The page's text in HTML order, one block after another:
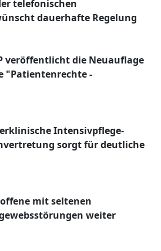
telefonischen
dauerhafte Regelung
veröffentlicht die Neuauflage
"Patientenrechte -
Intensivpflege-
sorgt für deutliche
mit seltenen
weiter